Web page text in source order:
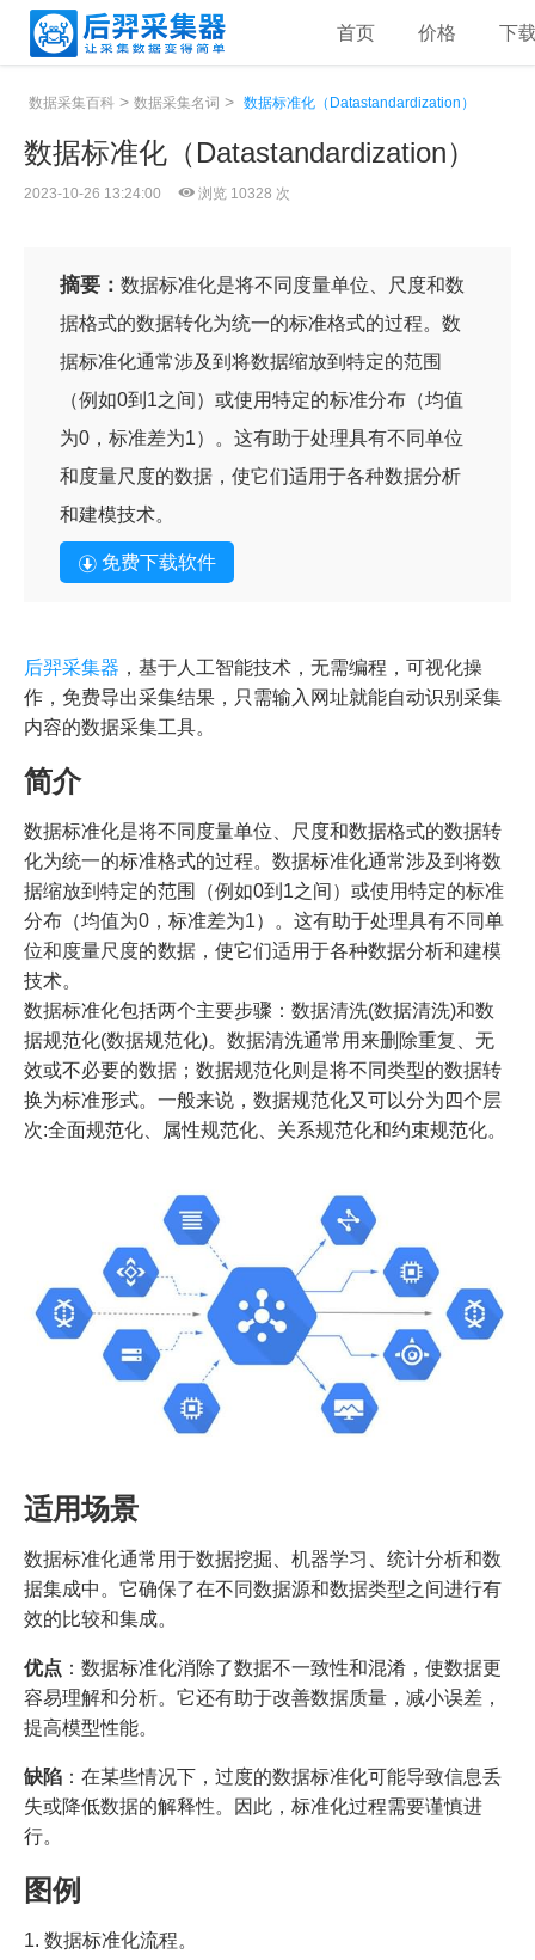
首页 价格 下
数据采集百科 > 数据采集名词 > 数据标准化（Datastandardization）
数据标准化（Datastandardization）
2023-10-26 13:24:00 浏览 10328 次
摘要： 数据标准化是将不同度量单位、尺度和数
据格式的数据转化为统一的标准格式的过程。数
据标准化通常涉及到将数据缩放到特定的范围
（例如0到1之间）或使用特定的标准分布（均值
为0，标准差为1）。这有助于处理具有不同单位
和度量尺度的数据，使它们适用于各种数据分析
和建模技术。
免费下载软件
后羿采集器 ，基于人工智能技术，无需编程，可视化操
作，免费导出采集结果，只需输入网址就能自动识别采集
内容的数据采集工具。
简介
数据标准化是将不同度量单位、尺度和数据格式的数据转
化为统一的标准格式的过程。数据标准化通常涉及到将数
据缩放到特定的范围（例如0到1之间）或使用特定的标准
分布（均值为0，标准差为1）。这有助于处理具有不同单
位和度量尺度的数据，使它们适用于各种数据分析和建模
技术。
数据标准化包括两个主要步骤：数据清洗(数据清洗)和数
据规范化(数据规范化)。数据清洗通常用来删除重复、无
效或不必要的数据；数据规范化则是将不同类型的数据转
换为标准形式。一般来说，数据规范化又可以分为四个层
次:全面规范化、属性规范化、关系规范化和约束规范化。
适用场景
数据标准化通常用于数据挖掘、机器学习、统计分析和数
据集成中。它确保了在不同数据源和数据类型之间进行有
效的比较和集成。
优点 ：数据标准化消除了数据不一致性和混淆，使数据更
容易理解和分析。它还有助于改善数据质量，减小误差，
提高模型性能。
缺陷 ：在某些情况下，过度的数据标准化可能导致信息丢
失或降低数据的解释性。因此，标准化过程需要谨慎进
行。
图例
1. 数据标准化流程。